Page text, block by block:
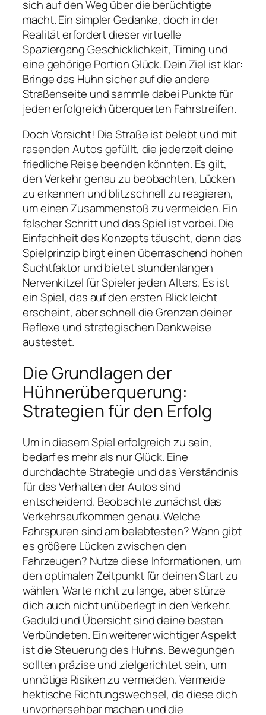
sich auf den Weg über die berüchtigte
macht. Ein simpler Gedanke, doch in der
Realität erfordert dieser virtuelle
Spaziergang Geschicklichkeit, Timing und
eine gehörige Portion Glück. Dein Ziel ist klar:
Bringe das Huhn sicher auf die andere
Straßenseite und sammle dabei Punkte für
jeden erfolgreich überquerten Fahrstreifen.
Doch Vorsicht! Die Straße ist belebt und mit
rasenden Autos gefüllt, die jederzeit deine
friedliche Reise beenden könnten. Es gilt,
den Verkehr genau zu beobachten, Lücken
zu erkennen und blitzschnell zu reagieren,
um einen Zusammenstoß zu vermeiden. Ein
falscher Schritt und das Spiel ist vorbei. Die
Einfachheit des Konzepts täuscht, denn das
Spielprinzip birgt einen überraschend hohen
Suchtfaktor und bietet stundenlangen
Nervenkitzel für Spieler jeden Alters. Es ist
ein Spiel, das auf den ersten Blick leicht
erscheint, aber schnell die Grenzen deiner
Reflexe und strategischen Denkweise
austestet.
Die Grundlagen der
Hühnerüberquerung:
Strategien für den Erfolg
Um in diesem Spiel erfolgreich zu sein,
bedarf es mehr als nur Glück. Eine
durchdachte Strategie und das Verständnis
für das Verhalten der Autos sind
entscheidend. Beobachte zunächst das
Verkehrsaufkommen genau. Welche
Fahrspuren sind am belebtesten? Wann gibt
es größere Lücken zwischen den
Fahrzeugen? Nutze diese Informationen, um
den optimalen Zeitpunkt für deinen Start zu
wählen. Warte nicht zu lange, aber stürze
dich auch nicht unüberlegt in den Verkehr.
Geduld und Übersicht sind deine besten
Verbündeten. Ein weiterer wichtiger Aspekt
ist die Steuerung des Huhns. Bewegungen
sollten präzise und zielgerichtet sein, um
unnötige Risiken zu vermeiden. Vermeide
hektische Richtungswechsel, da diese dich
unvorhersehbar machen und die